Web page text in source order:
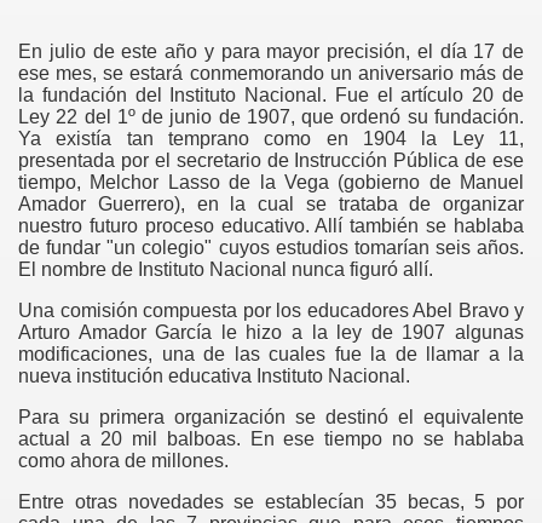
En julio de este año y para mayor precisión, el día 17 de
ese mes, se estará conmemorando un aniversario más de
la fundación del Instituto Nacional. Fue el artículo 20 de
Ley 22 del 1º de junio de 1907, que ordenó su fundación.
Ya existía tan temprano como en 1904 la Ley 11,
presentada por el secretario de Instrucción Pública de ese
tiempo, Melchor Lasso de la Vega (gobierno de Manuel
Amador Guerrero), en la cual se trataba de organizar
nuestro futuro proceso educativo. Allí también se hablaba
de fundar "un colegio" cuyos estudios tomarían seis años.
El nombre de Instituto Nacional nunca figuró allí.
Una comisión compuesta por los educadores Abel Bravo y
Arturo Amador García le hizo a la ley de 1907 algunas
modificaciones, una de las cuales fue la de llamar a la
nueva institución educativa Instituto Nacional.
Para su primera organización se destinó el equivalente
actual a 20 mil balboas. En ese tiempo no se hablaba
como ahora de millones.
Entre otras novedades se establecían 35 becas, 5 por